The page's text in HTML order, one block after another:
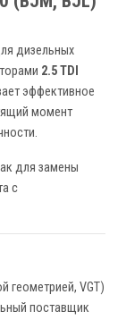
дизельных
2.5 TDI
эффективное
момент
для замены
с
геометрией, VGT)
поставщик